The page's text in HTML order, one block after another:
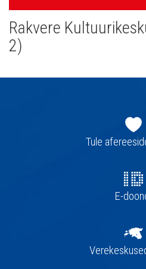
navigatsioon
Rakvere
2)
navigatsioon
Tule
E-